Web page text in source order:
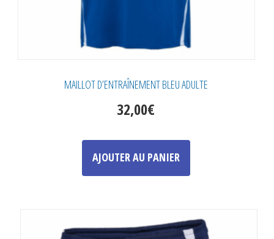
MAILLOT D’ENTRAÎNEMENT BLEU ADULTE
32,00€
AJOUTER AU PANIER
Ce
a
Les